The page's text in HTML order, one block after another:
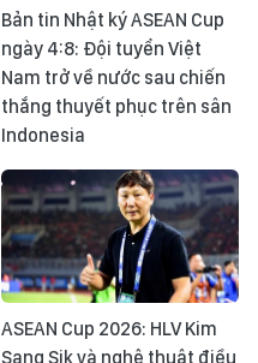
Bản tin Nhật ký ASEAN Cup
ngày 4:8: Đội tuyển Việt
Nam trở về nước sau chiến
thắng thuyết phục trên sân
Indonesia
ASEAN Cup 2026: HLV Kim
Sang Sik và nghệ thuật điều